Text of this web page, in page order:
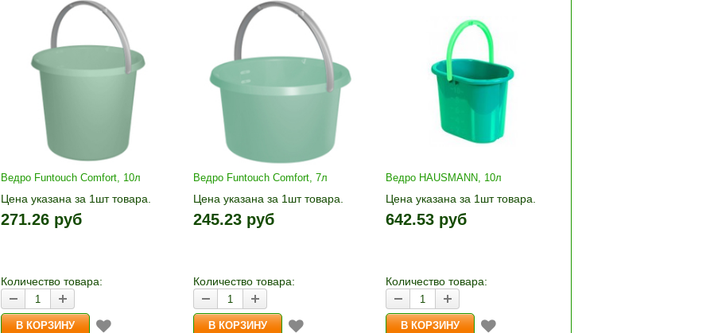
Ведро Funtouch Comfort, 10л
Цена указана за 1шт товара.
1шт прибавляется кнопками «+»
и «-». Выберите нужное
271.26 руб
Количество товара:
Ведро Funtouch Comfort, 7л
Цена указана за 1шт товара.
1шт прибавляется кнопками «+»
и «-». Выберите нужное
245.23 руб
Количество товара:
Ведро HAUSMANN, 10л
Цена указана за 1шт товара.
1шт прибавляется кнопками «+»
и «-». Выберите нужное
642.53 руб
Количество товара: